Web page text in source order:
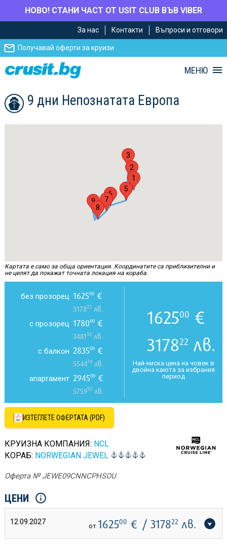
НОВО! СТАНИ ЧАСТ ОТ USIT CLUB ВЪВ VIBER
главното
съдържание
Навигацията
За нас Контакти Въпроси и отговори
Получавай оферти за круизи
МЕНЮ
9 дни Непознатата Европа
1
2
3
4
5
6
7
8
9
Картата е само за обща ориентация. Координатите са приблизителни и
не целят да покажат точната локация на кораба.
без прозорец 162500€
317822лв.
с прозорец 178000€
348138лв.
с балкон 283500€
554478лв.
апартамент 294500€
575992лв.
162500 €
317822 лв.
Най-ниска цена на човек в
двойна каюта за избрания
период
ИЗТЕГЛЕТЕ ОФЕРТАТА (PDF)
КРУИЗНА КОМПАНИЯ: NCL
КОРАБ: NORWEGIAN JEWEL
Оферта № JEWE09CNNCPHSOU
ЦЕНИ
12.09.2027 от 162500 € / 317822 лв.